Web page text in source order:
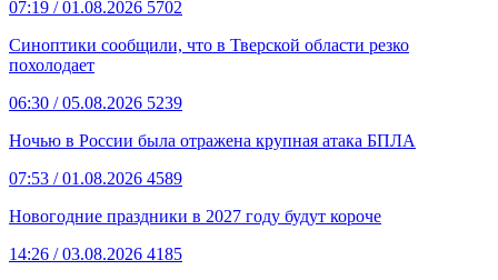
07:19 / 01.08.2026 5702
Синоптики сообщили, что в Тверской области резко
похолодает
06:30 / 05.08.2026 5239
Ночью в России была отражена крупная атака БПЛА
07:53 / 01.08.2026 4589
Новогодние праздники в 2027 году будут короче
14:26 / 03.08.2026 4185